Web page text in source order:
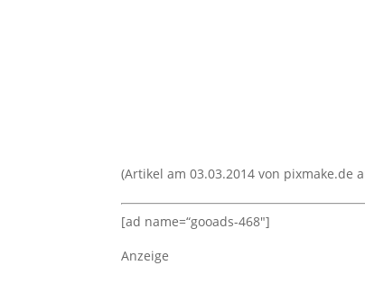
(Artikel am 03.03.2014 von pixmake.de
[ad name=“gooads-468″]
Anzeige